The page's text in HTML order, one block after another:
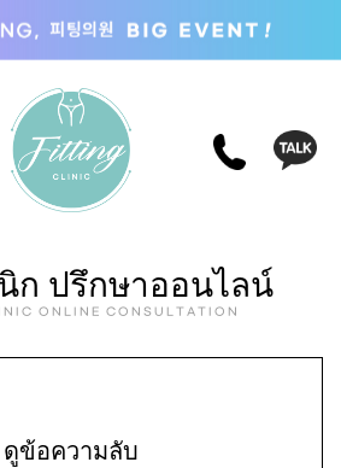
ก ปรึกษาออนไลน์
ONLINE CONSULTATION
ดูข้อความลับ